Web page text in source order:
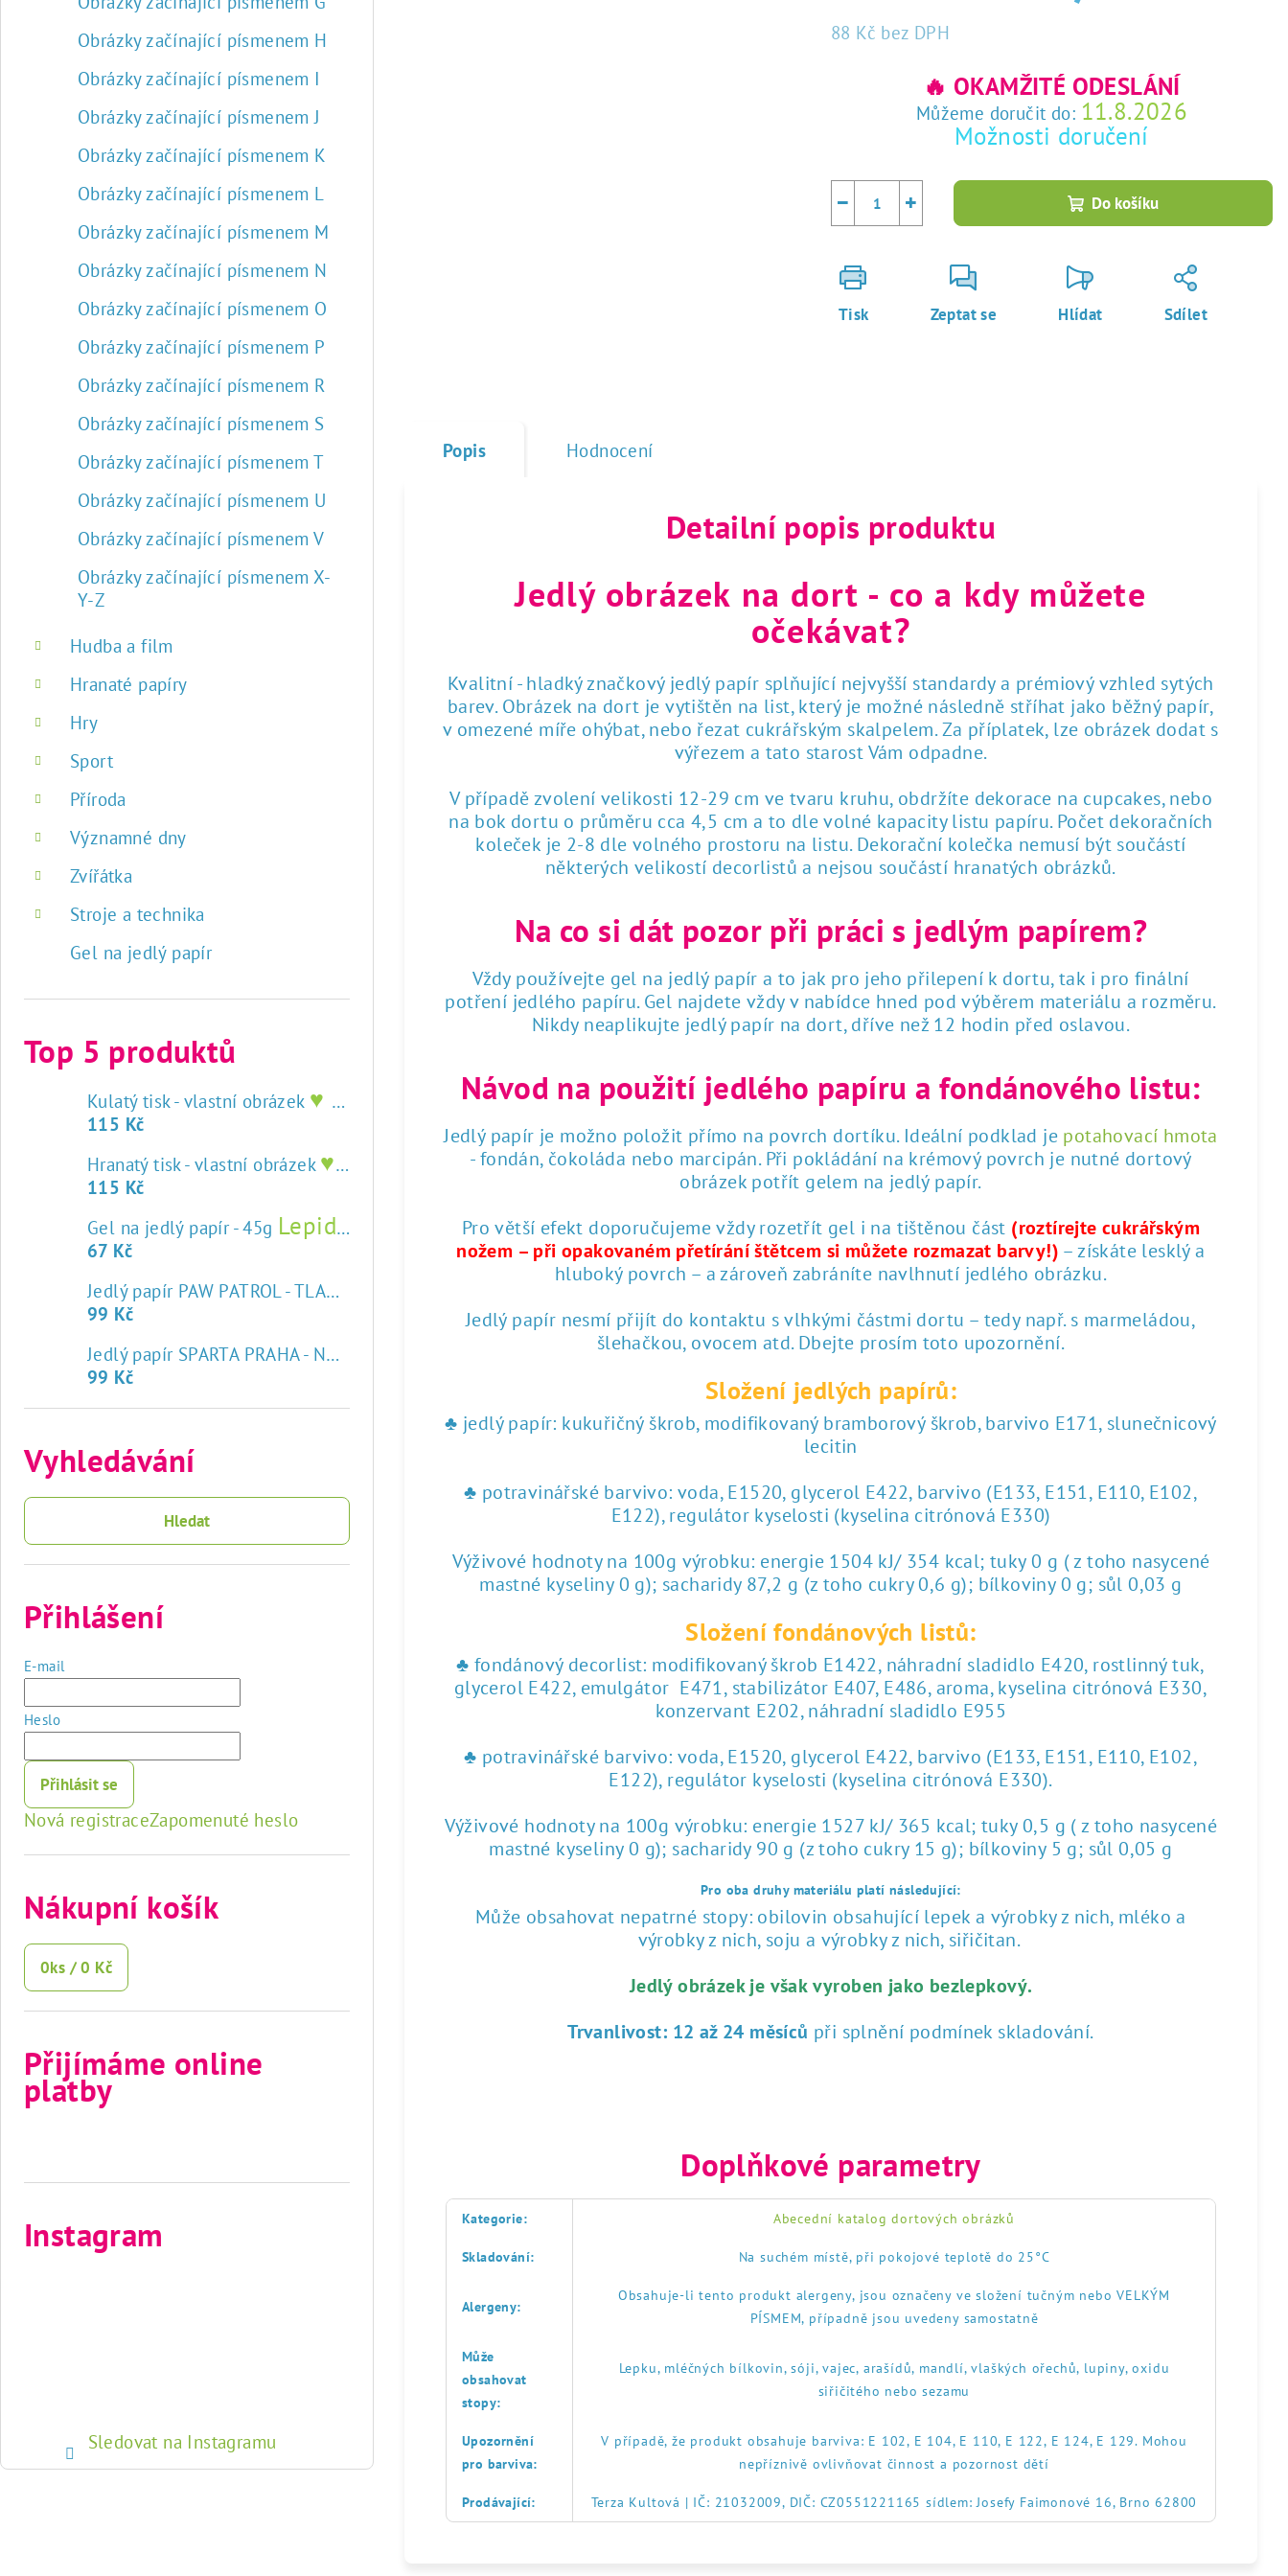
Obrázky začínající písmenem H
Obrázky začínající písmenem I
Obrázky začínající písmenem J
Obrázky začínající písmenem K
Obrázky začínající písmenem L
Obrázky začínající písmenem M
Obrázky začínající písmenem N
Obrázky začínající písmenem O
Obrázky začínající písmenem P
Obrázky začínající písmenem R
Obrázky začínající písmenem S
Obrázky začínající písmenem T
Obrázky začínající písmenem U
Obrázky začínající písmenem V
Obrázky začínající písmenem X-
Y-Z
Hudba a film
Hranaté papíry
Hry
Sport
Příroda
Významné dny
Zvířátka
Stroje a technika
Gel na jedlý papír
Top 5 produktů
Kulatý tisk - vlastní obrázek ♥ tisk na jedlý papír
115 Kč
Hranatý tisk - vlastní obrázek ♥ tisk na jedlý papír
115 Kč
Gel na jedlý papír - 45g Lepidlo na jedlý papír
67 Kč
Jedlý papír PAW PATROL - TLAPKOVÁ PATROLA
♥ tisk na jedlý papír
99 Kč
Jedlý papír SPARTA PRAHA - NOVÝ ZNAK
♥ tisk na jedlý papír
99 Kč
Vyhledávání
Hledat
Přihlášení
E-mail
Heslo
Přihlásit se
Nová registraceZapomenuté heslo
Nákupní košík
0ks /0 Kč
Přijímáme online
platby
Instagram
Sledovat na Instagramu
88 Kč bez DPH
🔥 OKAMŽITÉ ODESLÁNÍ
Můžeme doručit do: 11.8.2026
Možnosti doručení
+
− Do košíku
Tisk Zeptat se Hlídat Sdílet
Popis Hodnocení
Detailní popis produktu
Jedlý obrázek na dort - co a kdy můžete
očekávat?
Kvalitní - hladký značkový jedlý papír splňující nejvyšší standardy a prémiový vzhled sytých
barev. Obrázek na dort je vytištěn na list, který je možné následně stříhat jako běžný papír,
v omezené míře ohýbat, nebo řezat cukrářským skalpelem. Za příplatek, lze obrázek dodat s
výřezem a tato starost Vám odpadne.
V případě zvolení velikosti 12-29 cm ve tvaru kruhu, obdržíte dekorace na cupcakes, nebo
na bok dortu o průměru cca 4,5 cm a to dle volné kapacity listu papíru. Počet dekoračních
koleček je 2-8 dle volného prostoru na listu. Dekorační kolečka nemusí být součástí
některých velikostí decorlistů a nejsou součástí hranatých obrázků.
Na co si dát pozor při práci s jedlým papírem?
Vždy používejte gel na jedlý papír a to jak pro jeho přilepení k dortu, tak i pro finální
potření jedlého papíru. Gel najdete vždy v nabídce hned pod výběrem materiálu a rozměru.
Nikdy neaplikujte jedlý papír na dort, dříve než 12 hodin před oslavou.
Návod na použití jedlého papíru a fondánového listu:
Jedlý papír je možno položit přímo na povrch dortíku. Ideální podklad je potahovací hmota
- fondán, čokoláda nebo marcipán. Při pokládání na krémový povrch je nutné dortový
obrázek potřít gelem na jedlý papír.
Pro větší efekt doporučujeme vždy rozetřít gel i na tištěnou část (roztírejte cukrářským
nožem – při opakovaném přetírání štětcem si můžete rozmazat barvy!) – získáte lesklý a
hluboký povrch – a zároveň zabráníte navlhnutí jedlého obrázku.
Jedlý papír nesmí přijít do kontaktu s vlhkými částmi dortu – tedy např. s marmeládou,
šlehačkou, ovocem atd. Dbejte prosím toto upozornění.
Složení jedlých papírů:
♣ jedlý papír: kukuřičný škrob, modifikovaný bramborový škrob, barvivo E171, slunečnicový
lecitin
♣ potravinářské barvivo: voda, E1520, glycerol E422, barvivo (E133, E151, E110, E102,
E122), regulátor kyselosti (kyselina citrónová E330)
Výživové hodnoty na 100g výrobku: energie 1504 kJ/ 354 kcal; tuky 0 g ( z toho nasycené
mastné kyseliny 0 g); sacharidy 87,2 g (z toho cukry 0,6 g); bílkoviny 0 g; sůl 0,03 g
Složení fondánových listů:
♣ fondánový decorlist: modifikovaný škrob E1422, náhradní sladidlo E420, rostlinný tuk,
glycerol E422, emulgátor E471, stabilizátor E407, E486, aroma, kyselina citrónová E330,
konzervant E202, náhradní sladidlo E955
♣ potravinářské barvivo: voda, E1520, glycerol E422, barvivo (E133, E151, E110, E102,
E122), regulátor kyselosti (kyselina citrónová E330).
Výživové hodnoty na 100g výrobku: energie 1527 kJ/ 365 kcal; tuky 0,5 g ( z toho nasycené
mastné kyseliny 0 g); sacharidy 90 g (z toho cukry 15 g); bílkoviny 5 g; sůl 0,05 g
Pro oba druhy materiálu platí následující:
Může obsahovat nepatrné stopy: obilovin obsahující lepek a výrobky z nich, mléko a
výrobky z nich, soju a výrobky z nich, siřičitan.
Jedlý obrázek je však vyroben jako bezlepkový.
Trvanlivost: 12 až 24 měsíců při splnění podmínek skladování.
Doplňkové parametry
Kategorie: Abecední katalog dortových obrázků
Skladování: Na suchém místě, při pokojové teplotě do 25°C
Alergeny:
Obsahuje-li tento produkt alergeny, jsou označeny ve složení tučným nebo VELKÝM
PÍSMEM, případně jsou uvedeny samostatně
Může
obsahovat
stopy:
Lepku, mléčných bílkovin, sóji, vajec, arašídů, mandlí, vlaškých ořechů, lupiny, oxidu
siřičitého nebo sezamu
Upozornění
pro barviva:
V případě, že produkt obsahuje barviva: E 102, E 104, E 110, E 122, E 124, E 129. Mohou
nepříznivě ovlivňovat činnost a pozornost dětí
Prodávající: Terza Kultová | IČ: 21032009, DIČ: CZ0551221165 sídlem: Josefy Faimonové 16, Brno 62800